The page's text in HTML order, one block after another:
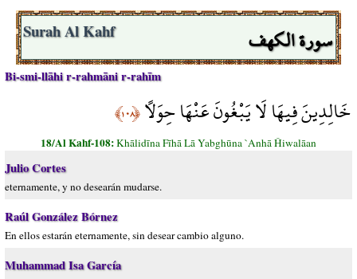
سورة الكهف Surah Al Kahf
Bi-smi-llāhi r-rahmāni r-rahīm
خَالِدِينَ فِيهَا لَا يَبْغُونَ عَنْهَا حِوَلًا﴿١٠٨﴾
18/Al Kahf-108:Khālidīna Fīhā Lā Yabghūna `Anhā Ĥiwalāan
Julio Cortes
eternamente, y no desearán mudarse.
Raúl González Bórnez
En ellos estarán eternamente, sin desear cambio alguno.
Muhammad Isa García